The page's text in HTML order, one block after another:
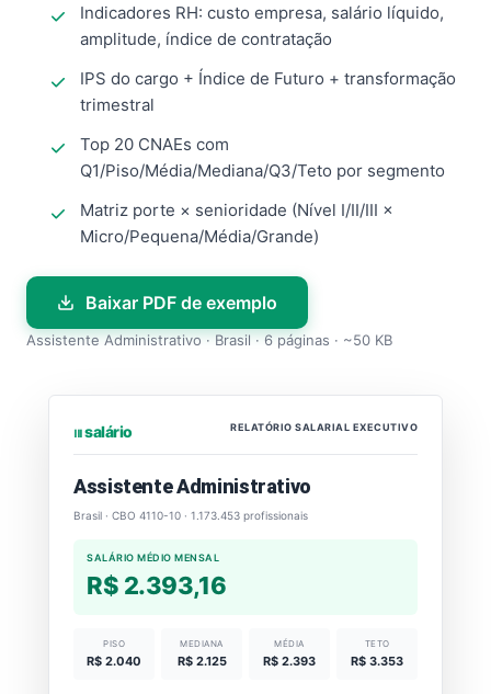
Indicadores RH: custo empresa, salário líquido,
amplitude, índice de contratação
IPS do cargo + Índice de Futuro + transformação
trimestral
Top 20 CNAEs com
Q1/Piso/Média/Mediana/Q3/Teto por segmento
Matriz porte × senioridade (Nível I/II/III ×
Micro/Pequena/Média/Grande)
Baixar PDF de exemplo
Assistente Administrativo · Brasil · 6 páginas · ~50 KB
⏐⏐⏐ salário RELATÓRIO SALARIAL EXECUTIVO
Assistente Administrativo
Brasil · CBO 4110-10 · 1.173.453 profissionais
SALÁRIO MÉDIO MENSAL
R$ 2.393,16
PISO
R$ 2.040
MEDIANA
R$ 2.125
MÉDIA
R$ 2.393
TETO
R$ 3.353